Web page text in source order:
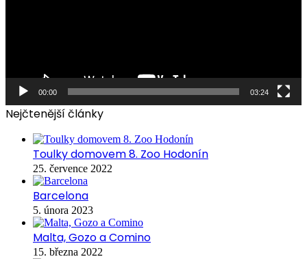
00:00 03:24
Nejčtenější články
Toulky domovem 8. Zoo Hodonín
25. července 2022
Barcelona
5. února 2023
Malta, Gozo a Comino
15. března 2022